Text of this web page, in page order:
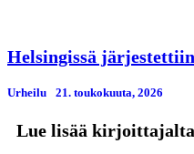
Helsingissä
Urheilu 21. toukokuuta, 2026
Lue lisää kirjoittajalta